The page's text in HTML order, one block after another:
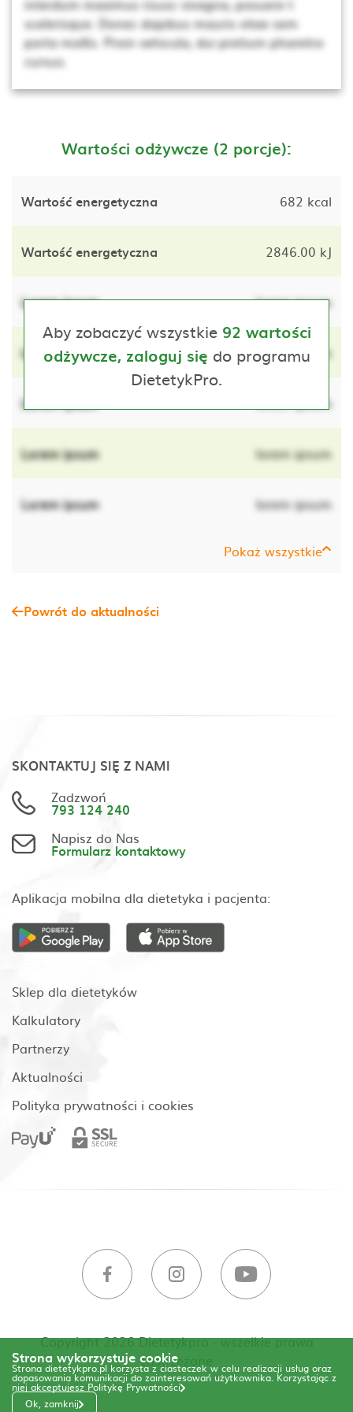
interdum maximus risusc vivagna, posuere t
scelerisque. Donec dapibus mauris vitae sem
porta mollis. Proin vehicula, dui pretium pharetra
cursus.
Wartości odżywcze (2 porcje):
Wartość energetyczna 682 kcal
Wartość energetyczna 2846.00 kJ
Lorem ipsum lorem ipsum
Lorem ipsum lorem ipsum
Lorem ipsum lorem ipsum
Lorem ipsum lorem ipsum
Lorem ipsum lorem ipsum
Pokaż wszystkie
Aby zobaczyć wszystkie 92 wartości
odżywcze, zaloguj się do programu
DietetykPro.
Powrót do aktualności
SKONTAKTUJ SIĘ Z NAMI
Zadzwoń
793 124 240
Napisz do Nas
Formularz kontaktowy
Aplikacja mobilna dla dietetyka i pacjenta:
Sklep dla dietetyków
Kalkulatory
Partnerzy
Aktualności
Polityka prywatności i cookies
Copyright 2026 Dietetykpro - wszelkie prawa
zastrzeżone
Strona wykorzystuje cookie
Strona dietetykpro.pl korzysta z ciasteczek w celu realizacji usług oraz
dopasowania komunikacji do zainteresowań użytkownika. Korzystając z
niej akceptujesz Politykę Prywatności
Ok, zamknij